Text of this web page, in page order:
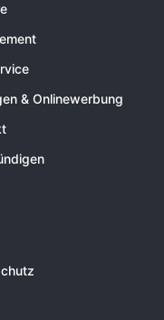
& Onlinewerbung